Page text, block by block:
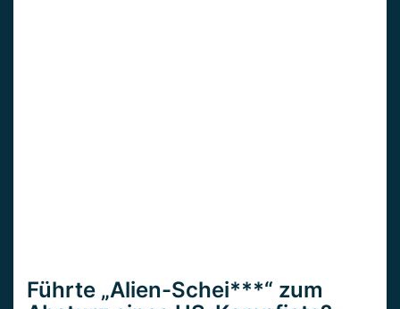
Führte „Alien-Schei***“ zum